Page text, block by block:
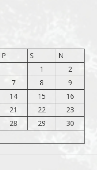
P S
N
1
2
7 8
9
14 15
16
21 22
23
28 29
30